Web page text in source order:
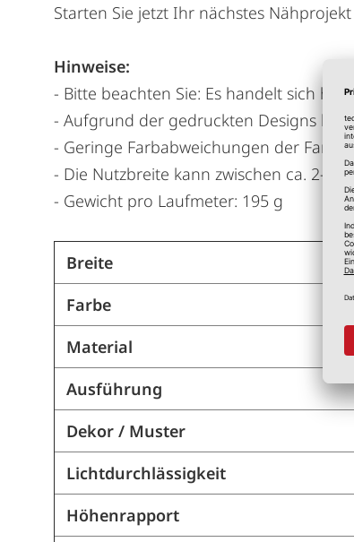
Starten Sie jetzt Ihr nächstes
Hinweise:
- Bitte beachten Sie: Es handelt sich
- Aufgrund der gedruckten Designs
- Geringe Farbabweichungen der
- Die Nutzbreite kann zwischen ca. 2-5
- Gewicht pro Laufmeter: 195 g
Breite
Farbe
Material
Ausführung
Dekor / Muster
Lichtdurchlässigkeit
Höhenrapport